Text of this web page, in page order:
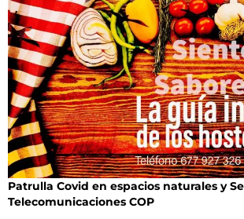
Patrulla Covid en espacios naturales y
Telecomunicaciones COP